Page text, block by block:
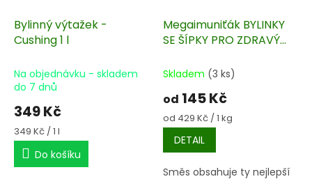
Bylinný výtažek -
Cushing 1 l
Na objednávku - skladem
do 7 dnů
349 Kč
Měrná
cena:
349 Kč / 1 l
Do košíku
Megaimuniťák BYLINKY
SE ŠÍPKY PRO ZDRAVÝ
Skladem (3 ks)
od 145 Kč
Měrná
cena:
od 429 Kč / 1 kg
DETAIL
Směs obsahuje ty nejlepší